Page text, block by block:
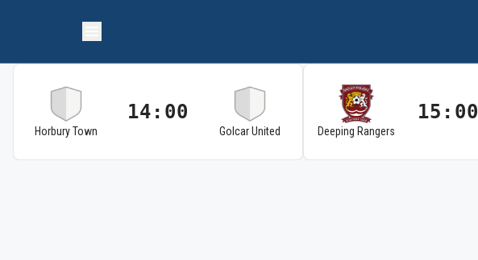
Horbury Town
14:00
Golcar United Deeping Rangers
15:00